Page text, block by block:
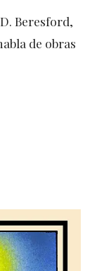
Beresford,
de obras